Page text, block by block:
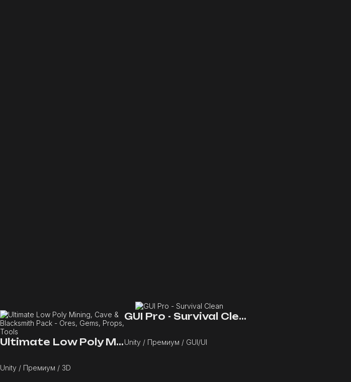
Ultimate Low Poly Mining, Cave & Blacksmith Pack - Ores, Gems, Props, Tools
Unity / Премиум / 3D
GUI Pro - Survival Clean
Unity / Премиум / GUI/UI